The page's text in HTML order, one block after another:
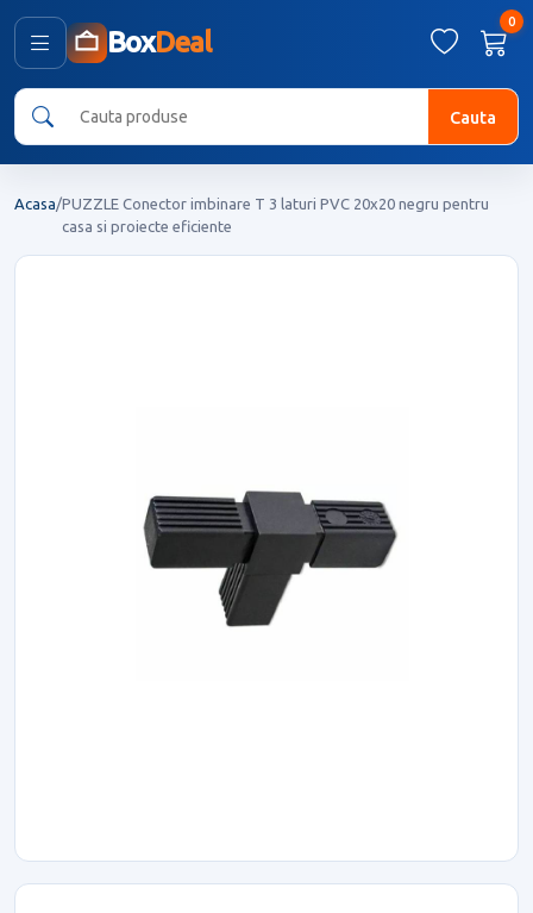
BoxDeal
0
Cauta
Acasa/PUZZLE Conector imbinare T 3 laturi PVC 20x20 negru pentru
casa si proiecte eficiente